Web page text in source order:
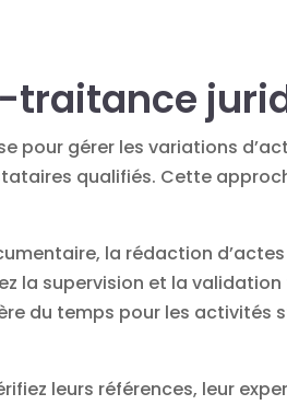
traitance
pour gérer les variations
qualifiés. Cette
la rédaction
la supervision et la
du temps pour les activités
leurs références, leur